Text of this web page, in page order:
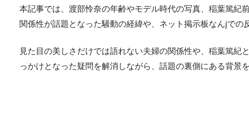
本記事では、渡部怜奈の年齢やモデル時代の写真、稲葉篤紀
関係性が話題となった騒動の経緯や、ネット掲示板なんjでの
見た目の美しさだけでは語れない夫婦の関係性や、稲葉篤
っかけとなった疑問を解消しながら、話題の裏側にある背景